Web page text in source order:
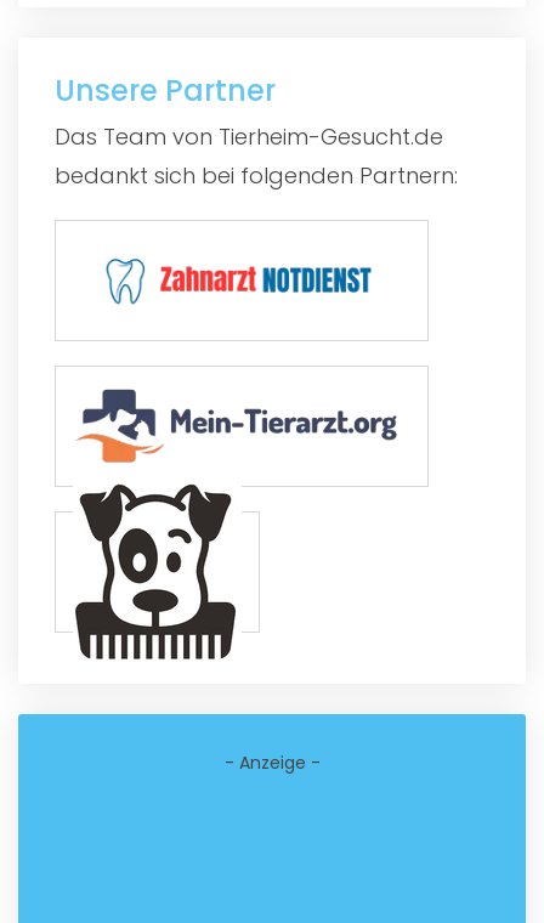
Unsere Partner
Das Team von Tierheim-Gesucht.de
bedankt sich bei folgenden Partnern:
- Anzeige -